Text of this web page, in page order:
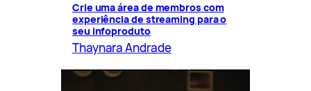
Crie uma área de membros com
experiência de streaming para o
seu infoproduto
Thaynara Andrade